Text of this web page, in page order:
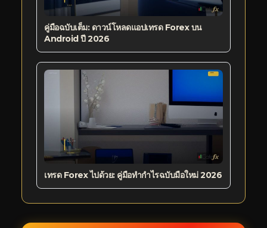
คู่มือฉบับเต็ม: ดาวน์โหลดแอปเทรด Forex บน
Android ปี 2026
เทรด Forex ไปด้วย: คู่มือทำกำไรฉบับมือใหม่ 2026